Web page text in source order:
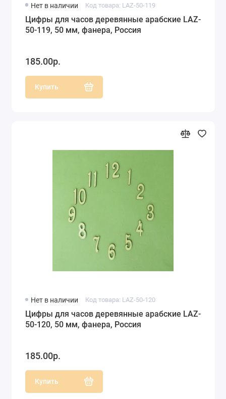
Нет в наличии Код товара: LAZ-50-119
Цифры для часов деревянные арабские LAZ-
50-119, 50 мм, фанера, Россия
185.00р.
Купить
Нет в наличии Код товара: LAZ-50-120
Цифры для часов деревянные арабские LAZ-
50-120, 50 мм, фанера, Россия
185.00р.
Купить